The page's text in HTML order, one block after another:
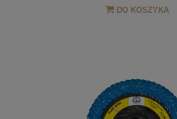
DO KOSZYKA